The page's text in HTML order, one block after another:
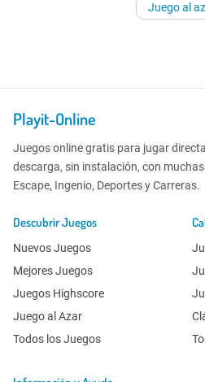
Juego al
Playit-Online
Juegos online gratis para jugar
descarga, sin instalación, con
Escape, Ingenio, Deportes y Carreras.
Descubrir Juegos
Nuevos Juegos
Mejores Juegos
Juegos Highscore
Juego al Azar
Todos los Juegos